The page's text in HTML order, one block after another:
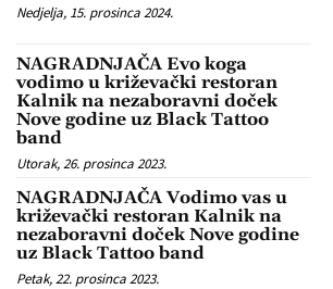
Nedjelja, 15. prosinca 2024.
NAGRADNJAČA Evo koga
vodimo u križevački restoran
Kalnik na nezaboravni doček
Nove godine uz Black Tattoo
band
Utorak, 26. prosinca 2023.
NAGRADNJAČA Vodimo vas u
križevački restoran Kalnik na
nezaboravni doček Nove godine
uz Black Tattoo band
Petak, 22. prosinca 2023.